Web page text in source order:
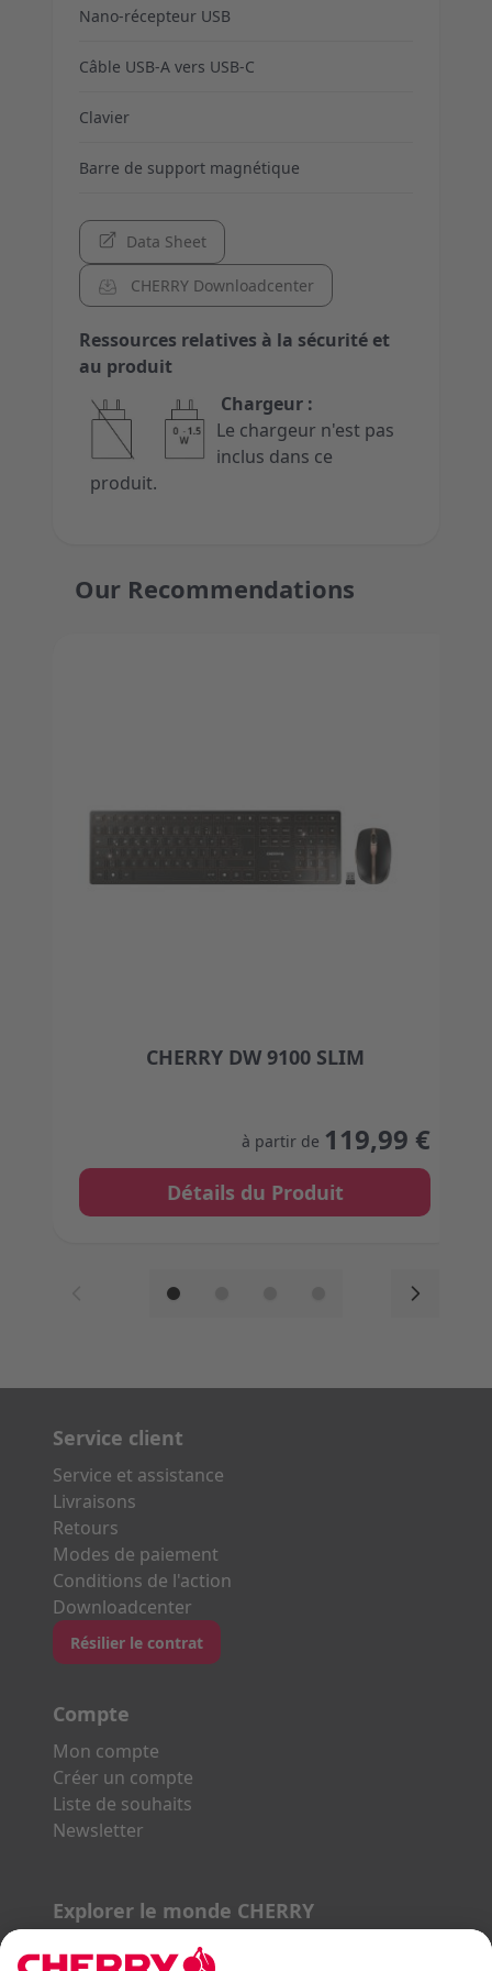
Nano-récepteur USB
Câble USB-A vers USB-C
Clavier
Barre de support magnétique
Data Sheet
CHERRY Downloadcenter
Ressources relatives à la sécurité et
au produit
Chargeur :
Le chargeur n'est pas
inclus dans ce
produit.
Our Recommendations
CHERRY DW 9100 SLIM
à partir de 119,99 €
Détails du Produit
Service client
Service et assistance
Livraisons
Retours
Modes de paiement
Conditions de l'action
Downloadcenter
Résilier le contrat
Compte
Mon compte
Créer un compte
Liste de souhaits
Newsletter
Explorer le monde CHERRY
Gaming Series